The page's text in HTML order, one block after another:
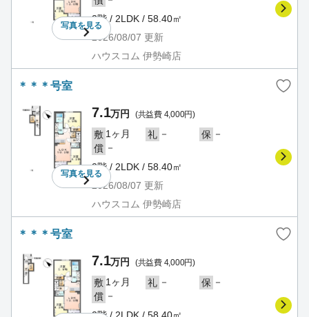
写真を見る
2階 / 2LDK / 58.40㎡
2026/08/07 更新
ハウスコム 伊勢崎店
＊＊＊号室
写真を見る
7.1万円 (共益費 4,000円)
敷 1ヶ月 礼 － 保 －
償 －
2階 / 2LDK / 58.40㎡
2026/08/07 更新
ハウスコム 伊勢崎店
＊＊＊号室
7.1万円 (共益費 4,000円)
敷 1ヶ月 礼 － 保 －
償 －